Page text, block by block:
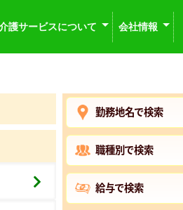
護サービスについて 会社情報
勤務地名で検索
職種別で検索
給与で検索